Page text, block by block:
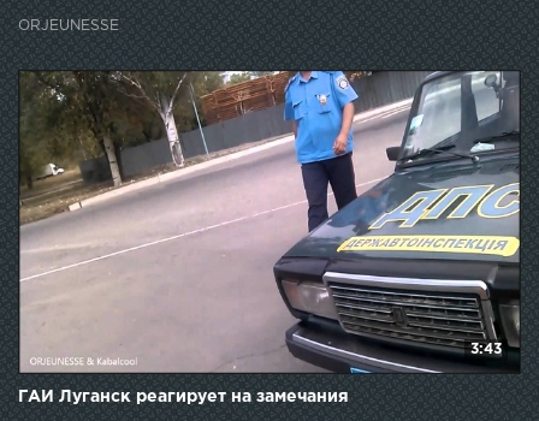
ORJEUNESSE
3:43
ГАИ Луганск реагирует на замечания